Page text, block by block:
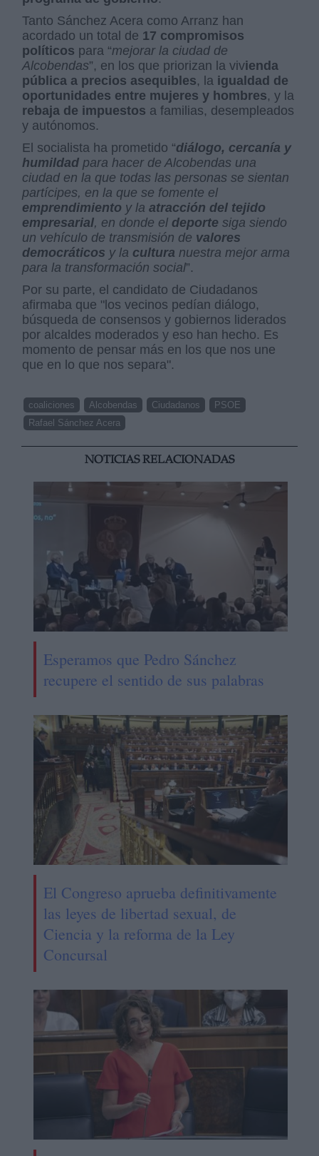
Tanto Sánchez Acera como Arranz han
acordado un total de 17 compromisos
políticos para “mejorar la ciudad de
Alcobendas”, en los que priorizan la vivienda
pública a precios asequibles, la igualdad de
oportunidades entre mujeres y hombres, y la
rebaja de impuestos a familias, desempleados
y autónomos.
El socialista ha prometido “diálogo, cercanía y
humildad para hacer de Alcobendas una
ciudad en la que todas las personas se sientan
partícipes, en la que se fomente el
emprendimiento y laatracción del tejido
empresarial, en donde el deporte siga siendo
un vehículo de transmisión de valores
democráticos y la cultura nuestra mejor arma
para la transformación social”.
Por su parte, el candidato de Ciudadanos
afirmaba que "los vecinos pedían diálogo,
búsqueda de consensos y gobiernos liderados
por alcaldes moderados y eso han hecho. Es
momento de pensar más en los que nos une
que en lo que nos separa".
coaliciones Alcobendas Ciudadanos
PSOE
Rafael Sánchez Acera
NOTICIAS RELACIONADAS
Esperamos que Pedro Sánchez
recupere el sentido de sus palabras
El Congreso aprueba definitivamente
las leyes de libertad sexual, de
Ciencia y la reforma de la Ley
Concursal